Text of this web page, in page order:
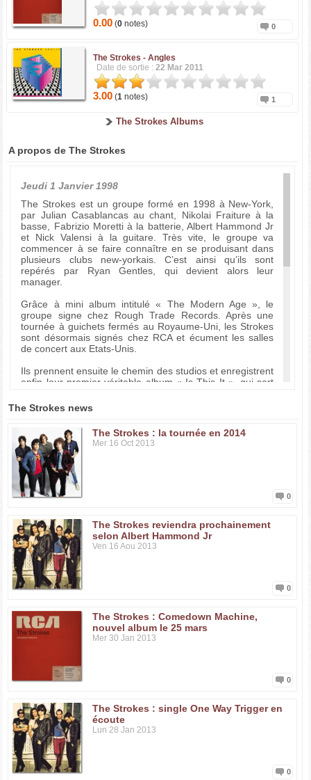
0.00 (0 notes) 0
The Strokes -Angles
Date de sortie :22 Mar 2011
3.00 (1 notes) 1
The Strokes Albums
A propos de The Strokes
Jeudi 1 Janvier 1998
The Strokes est un groupe formé en 1998 à New-York,
par Julian Casablancas au chant, Nikolai Fraiture à la
basse, Fabrizio Moretti à la batterie, Albert Hammond Jr
et Nick Valensi à la guitare. Très vite, le groupe va
commencer à se faire connaître en se produisant dans
plusieurs clubs new-yorkais. C’est ainsi qu’ils sont
repérés par Ryan Gentles, qui devient alors leur
manager.
Grâce à mini album intitulé « The Modern Age », le
groupe signe chez Rough Trade Records. Après une
tournée à guichets fermés au Royaume-Uni, les Strokes
sont désormais signés chez RCA et écument les salles
de concert aux Etats-Unis.
Ils prennent ensuite le chemin des studios et enregistrent
enfin leur premier véritable album « Is This It », qui sort
et l’engouement du public y aidant, l’opus est un véritable
sur la bande originale du film « Spider-man », avec le
titre « When I Started ».
En 2003, les Strokes publient leur second album « Room
On Fire ». Et comme son prédécesseur, le disque est un
carton, notamment grâce à leur tube « The End Has No
End » (en France, le titre a été repris pour une publicité
Ce jeune groupe américain est déjà considéré comme
une référence du rock contemporain et est fréquemment
cité comme source d'inspiration des jeunes talents rock
émergents.
2001 : Is This It
2003 : Room on Fire
2006 : First Impressions of Earth
The Strokes news
The Strokes : la tournée en 2014
Mer 16 Oct 2013
0
The Strokes reviendra prochainement
selon Albert Hammond Jr
Ven 16 Aou 2013
0
The Strokes : Comedown Machine,
nouvel album le 25 mars
Mer 30 Jan 2013
0
The Strokes : single One Way Trigger en
écoute
Lun 28 Jan 2013
0